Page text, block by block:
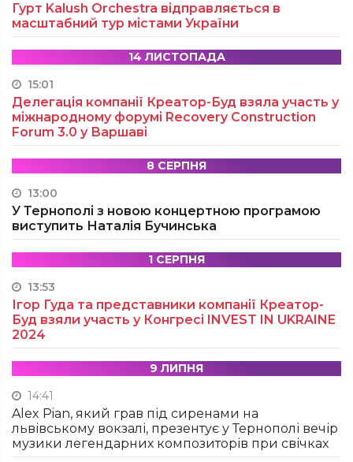
Гурт Kalush Orchestra відправляється в
масштабний тур містами України
14 ЛИСТОПАДА
15:01
Делегація компанії Креатор-Буд взяла участь у
міжнародному форумі Recovery Construction
Forum 3.0 у Варшаві
8 СЕРПНЯ
13:00
У Тернополі з новою концертною програмою
виступить Наталія Бучинська
1 СЕРПНЯ
13:53
Ігор Гуда та представники компанії Креатор-
Буд взяли участь у Конгресі INVEST IN UKRAINE
2024
9 ЛИПНЯ
14:41
Alex Pian, який грав під сиренами на
львівському вокзалі, презентує у Тернополі вечір
музики легендарних композиторів при свічках